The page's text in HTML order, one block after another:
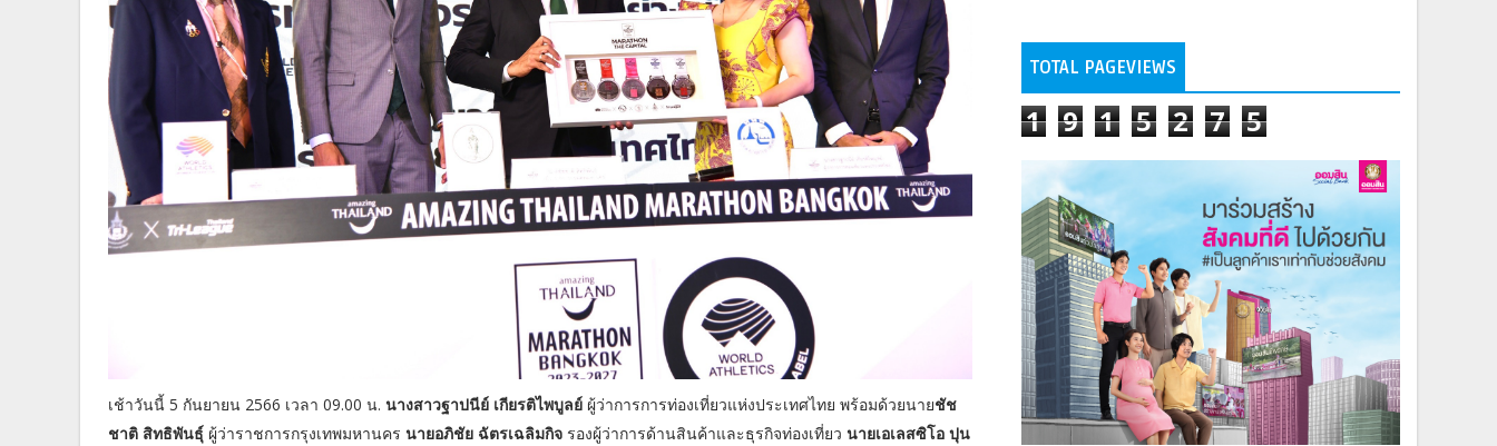
เช้าวันนี้ 5 กันยายน 2566 เวลา 09.00 น. นางสาวฐาปนีย์ เกียรติไพบูลย์ ผู้ว่าการการท่องเที่ยวแห่งประเทศไทย พร้อมด้วยนายชัช
ชาติ สิทธิพันธุ์ ผู้ว่าราชการกรุงเทพมหานคร นายอภิชัย ฉัตรเฉลิมกิจ รองผู้ว่าการด้านสินค้าและธุรกิจท่องเที่ยว นายเอเลสซิโอ ปุน
TOTAL PAGEVIEWS
1 9 1 5 2 7 5